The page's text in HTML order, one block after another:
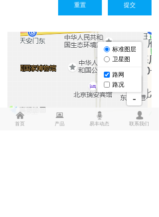
提交
重置
낀
首页
뀵
产品
뀔
易丰动态
넙
联系我们